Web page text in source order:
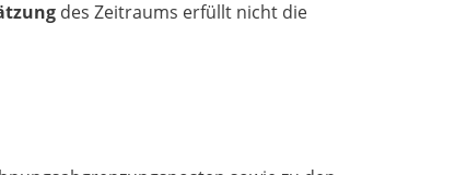
des Zeitraums erfüllt nicht die